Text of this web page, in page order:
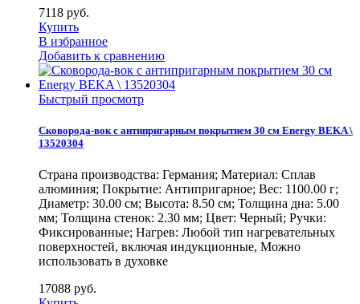
7118 руб.
Купить
В избранное
Добавить к сравнению
Быстрый просмотр
Сковорода-вок с антипригарным покрытием 30 см Energy BEKA \
13520304
Страна производства: Германия; Материал: Сплав
алюминия; Покрытие: Антипригарное; Вес: 1100.00 г;
Диаметр: 30.00 см; Высота: 8.50 см; Толщина дна: 5.00
мм; Толщина стенок: 2.30 мм; Цвет: Черный; Ручки:
Фиксированные; Нагрев: Любой тип нагревательных
поверхностей, включая индукционные, Можно
использовать в духовке
17088 руб.